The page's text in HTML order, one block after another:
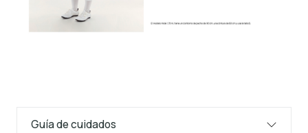
Guía de cuidados